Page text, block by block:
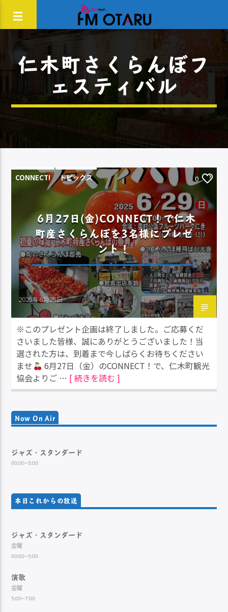
仁木町さくらんぼフ
ェスティバル
CONNECT! トピックス 0
6月27日(金)CONNECT！で仁木
町産さくらんぼを3名様にプレゼ
ント！
2025年6月25日
※このプレゼント企画は終了しました。ご応募くだ
さいました皆様、誠にありがとうございました！当
選された方は、到着まで今しばらくお待ちください
ませ
6月27日（金）のCONNECT！で、仁木町観光
協会よりご … [ 続きを読む ]
Now On Air
ジャズ・スタンダード
00:00~5:00
本日これからの放送
ジャズ・スタンダード
金曜
00:00~5:00
演歌
金曜
5:00~7:00